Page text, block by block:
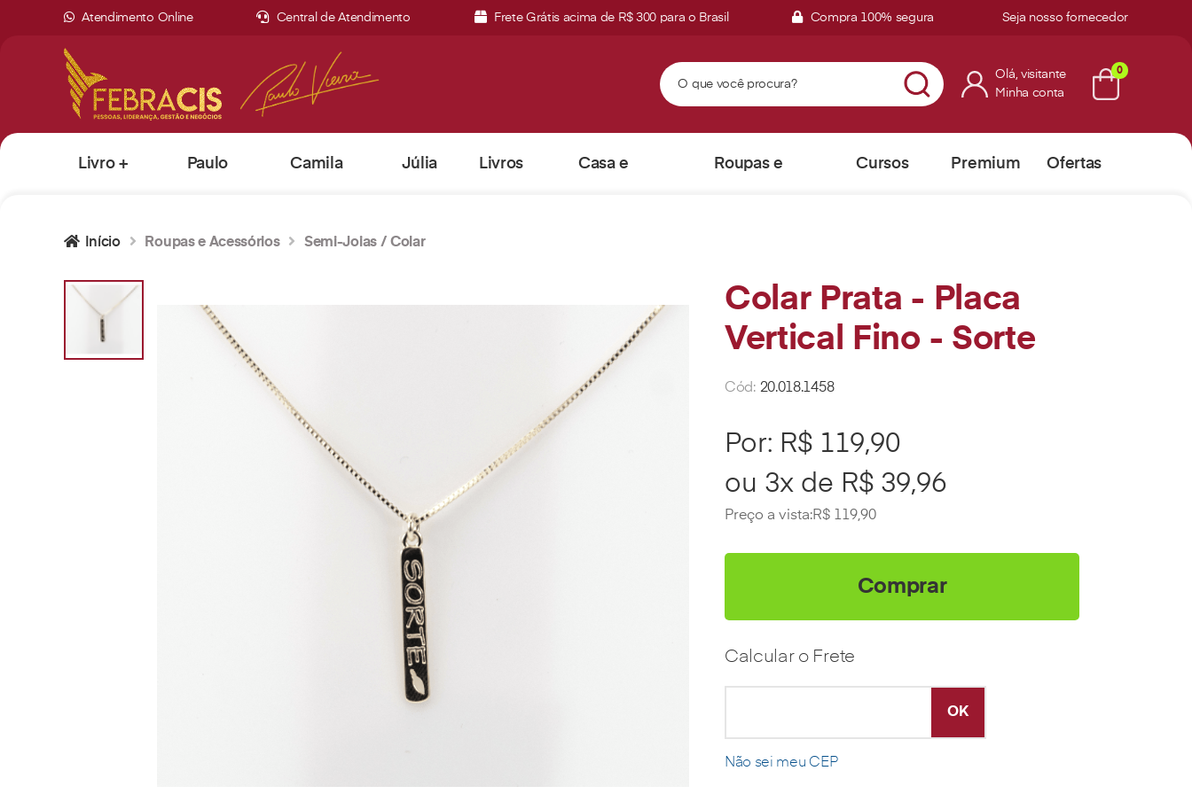
Atendimento Online Central de Atendimento Frete Grátis acima de R$ 300 para o Brasil Compra 100% segura Seja nosso fornecedor
Olá, visitante
Minha conta
0
Livro + Paulo Camila Júlia Livros Casa e Roupas e Cursos Premium Ofertas
Início Roupas e Acessórios Semi-Joias / Colar
Colar Prata - Placa
Vertical Fino - Sorte
Cód: 20.018.1458
Por: R$ 119,90
ou 3x de R$ 39,96
Preço a vista:R$ 119,90
Comprar
Calcular o Frete
Não sei meu CEP